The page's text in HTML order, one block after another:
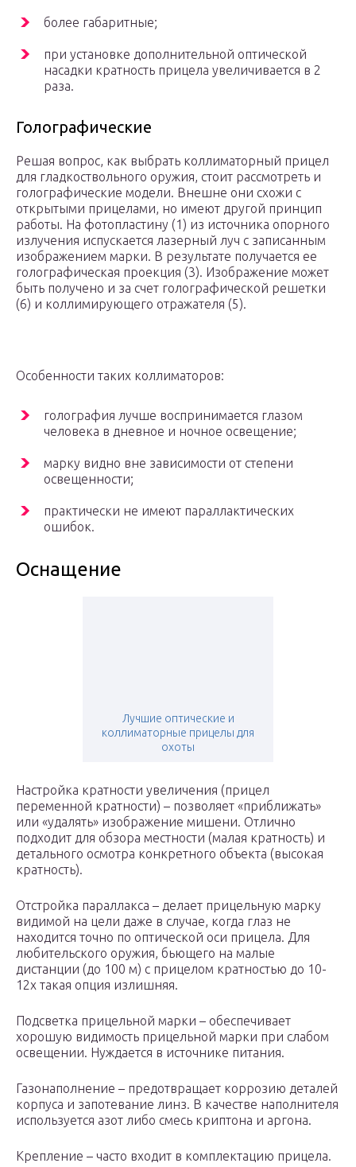
более габаритные;
при установке дополнительной оптической
насадки кратность прицела увеличивается в 2
раза.
Голографические
Решая вопрос, как выбрать коллиматорный прицел
для гладкоствольного оружия, стоит рассмотреть и
голографические модели. Внешне они схожи с
открытыми прицелами, но имеют другой принцип
работы. На фотопластину (1) из источника опорного
излучения испускается лазерный луч с записанным
изображением марки. В результате получается ее
голографическая проекция (3). Изображение может
быть получено и за счет голографической решетки
(6) и коллимирующего отражателя (5).
Особенности таких коллиматоров:
голография лучше воспринимается глазом
человека в дневное и ночное освещение;
марку видно вне зависимости от степени
освещенности;
практически не имеют параллактических
ошибок.
Оснащение
Лучшие оптические и
коллиматорные прицелы для
охоты
Настройка кратности увеличения (прицел
переменной кратности) – позволяет «приближать»
или «удалять» изображение мишени. Отлично
подходит для обзора местности (малая кратность) и
детального осмотра конкретного объекта (высокая
кратность).
Отстройка параллакса – делает прицельную марку
видимой на цели даже в случае, когда глаз не
находится точно по оптической оси прицела. Для
любительского оружия, бьющего на малые
дистанции (до 100 м) с прицелом кратностью до 10-
12х такая опция излишняя.
Подсветка прицельной марки – обеспечивает
хорошую видимость прицельной марки при слабом
освещении. Нуждается в источнике питания.
Газонаполнение – предотвращает коррозию деталей
корпуса и запотевание линз. В качестве наполнителя
используется азот либо смесь криптона и аргона.
Крепление – часто входит в комплектацию прицела.